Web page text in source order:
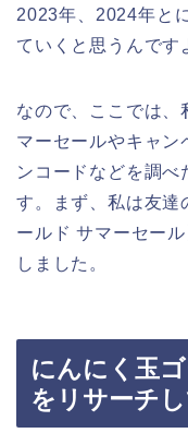
2023年、2024年と
ていくと思うんです
なので、ここでは、
マーセールやキャン
ンコードなどを調べ
す。まず、私は友達
ールド サマーセー
しました。
にんにく玉
をリサーチし